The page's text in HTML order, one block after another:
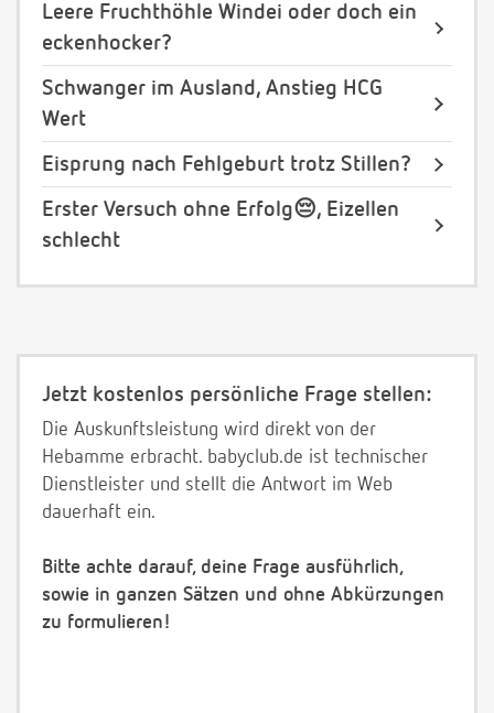
Leere Fruchthöhle Windei oder doch ein
eckenhocker?
Schwanger im Ausland, Anstieg HCG
Wert
Eisprung nach Fehlgeburt trotz Stillen?
Erster Versuch ohne Erfolg😔, Eizellen
schlecht
Jetzt kostenlos persönliche Frage stellen:
Die Auskunftsleistung wird direkt von der
Hebamme erbracht. babyclub.de ist technischer
Dienstleister und stellt die Antwort im Web
dauerhaft ein.
Bitte achte darauf, deine Frage ausführlich,
sowie in ganzen Sätzen und ohne Abkürzungen
zu formulieren!